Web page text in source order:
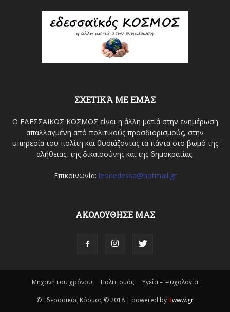
ΣΧΕΤΙΚΆ ΜΕ ΕΜΆΣ
Ο ΕΔΕΣΣΑΙΚΟΣ ΚΟΣΜΟΣ είναι η άλλη ματιά στην ενημέρωση
απαλλαγμένη από πολιτικούς προσδιορισμούς, στην
υπηρεσία του πολίτη και θυσιάζοντας τα πάντα στο βωμό της
αλήθειας, της δικαιοσύνης και της δημοκρατίας.
Επικοινωνία: leonedessa@hotmail.gr
ΑΚΟΛΟΥΘΗΣΕ ΜΑΣ
Μηχανή του χρόνου Πολιτισμός Υγεία – Ψυχολογία
© Εδεσσαϊκός Κόσμος © 2018 | powered by3www.gr